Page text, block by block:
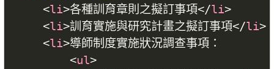
<li>各種訓育章則之擬訂事項</li>
<li>訓育實施與研究計畫之擬訂事項</li>
<li>導師制度實施狀況調查事項：
<ul>